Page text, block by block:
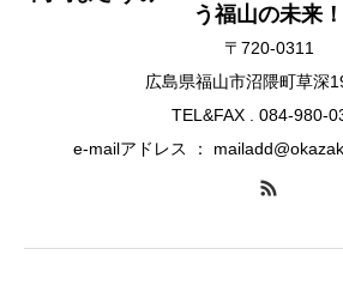
う福山の未来！
〒720-0311
広島県福山市沼隈町草深
TEL&FAX . 084-980-
e-mailアドレス ：